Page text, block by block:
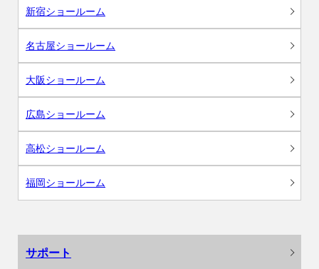
新宿ショールーム
名古屋ショールーム
大阪ショールーム
広島ショールーム
高松ショールーム
福岡ショールーム
サポート